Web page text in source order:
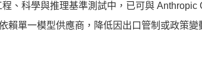
程、科學與推理基準測試中，已可與
賴單一模型供應商，降低因出口管制或政策變